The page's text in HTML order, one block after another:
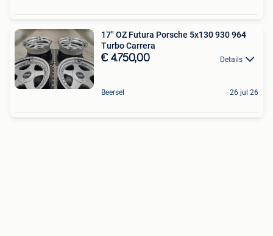
17" OZ Futura Porsche 5x130 930 964
Turbo Carrera
€ 4.750,00 Details
Beersel 26 jul 26